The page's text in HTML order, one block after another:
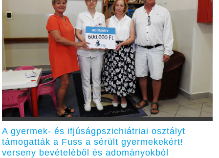
A gyermek- és ifjúságpszichiátriai osztályt
támogatták a Fuss a sérült gyermekekért!
verseny bevételéből és adományokból